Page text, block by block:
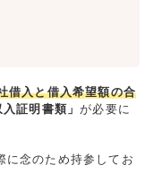
借入と借入希望額の合
入証明書類」が必要に
に念のため持参してお